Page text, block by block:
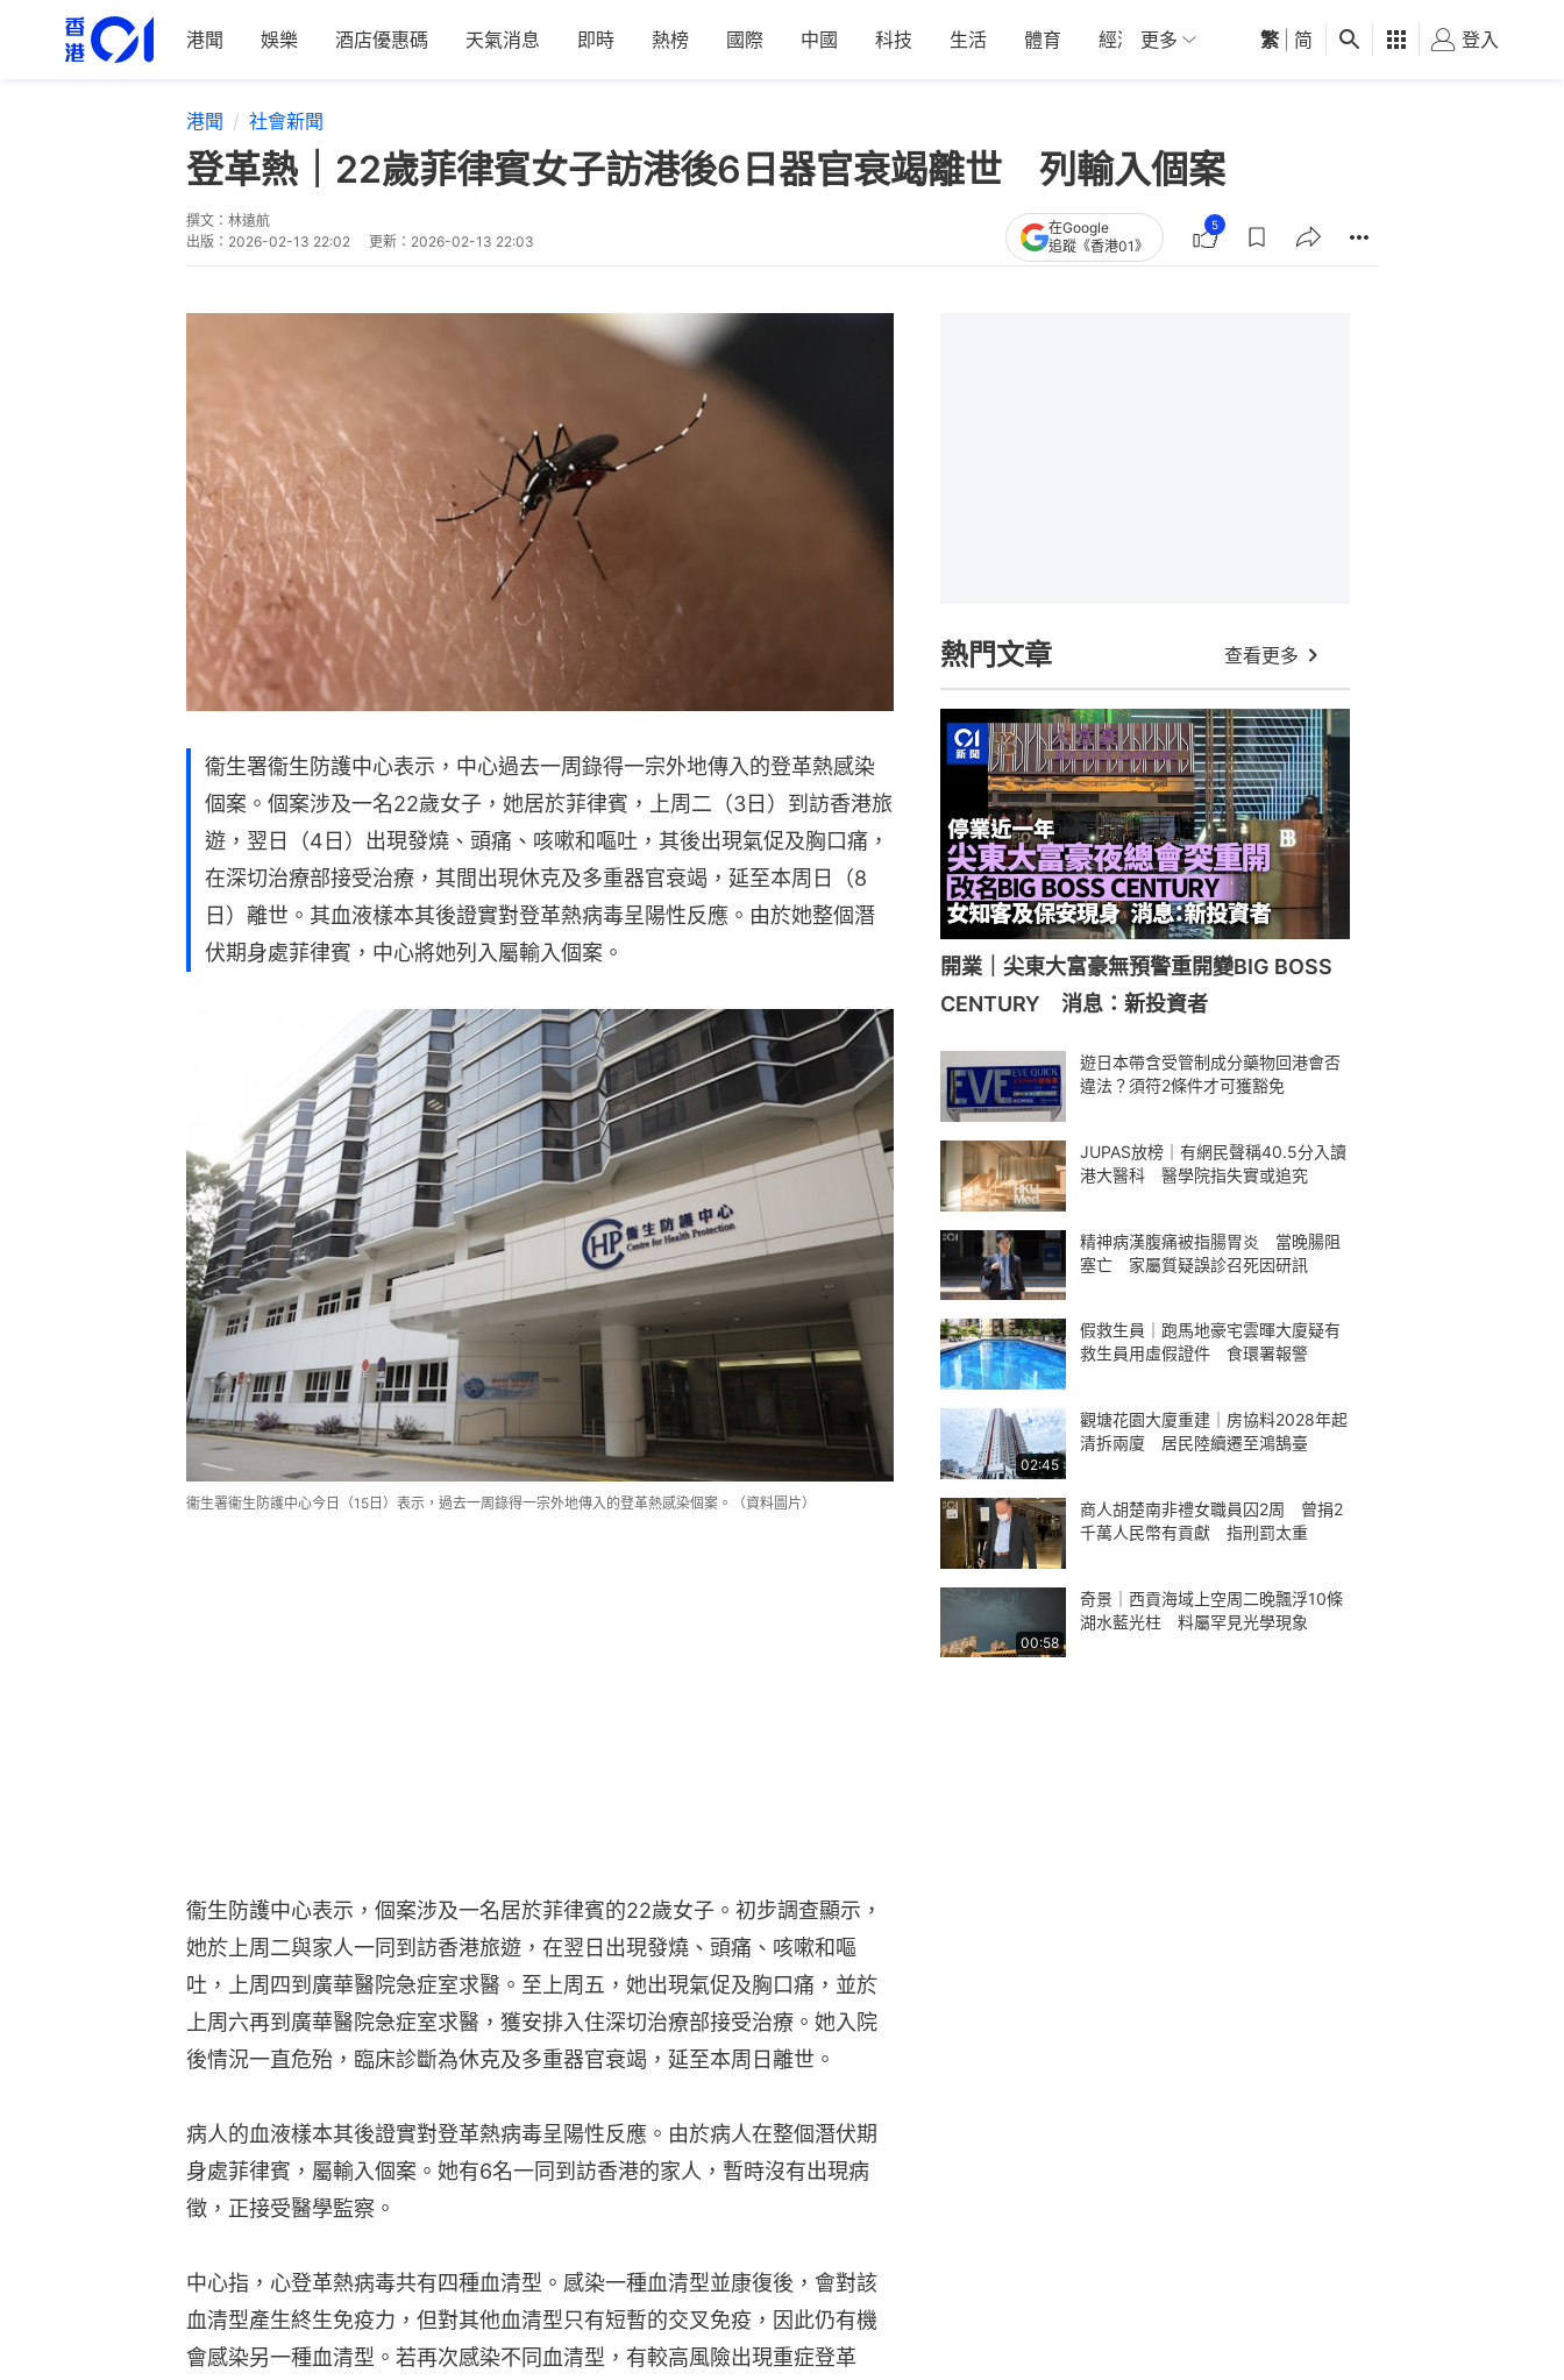
港聞 娛樂 酒店優惠碼 天氣消息 即時 熱榜 國際 中國 科技 生活 體育 經濟 01深圳 觀點 健康 好食玩飛
更多 繁 简 登入
港聞 社會新聞
登革熱｜22歲菲律賓女子訪港後6日器官衰竭離世 列輸入個案
撰文： 林遠航
出版： 2026-02-13 22:02 更新： 2026-02-13 22:03
在Google
追蹤《香港01》
5
衞生署衞生防護中心表示，中心過去一周錄得一宗外地傳入的登革熱感染
個案。個案涉及一名22歲女子，她居於菲律賓，上周二（3日）到訪香港旅
遊，翌日（4日）出現發燒、頭痛、咳嗽和嘔吐，其後出現氣促及胸口痛，
在深切治療部接受治療，其間出現休克及多重器官衰竭，延至本周日（8
日）離世。其血液樣本其後證實對登革熱病毒呈陽性反應。由於她整個潛
伏期身處菲律賓，中心將她列入屬輸入個案。
衞生署衞生防護中心今日（15日）表示，過去一周錄得一宗外地傳入的登革熱感染個案。（資料圖片）
衞生防護中心表示，個案涉及一名居於菲律賓的22歲女子。初步調查顯示，
她於上周二與家人一同到訪香港旅遊，在翌日出現發燒、頭痛、咳嗽和嘔
吐，上周四到廣華醫院急症室求醫。至上周五，她出現氣促及胸口痛，並於
上周六再到廣華醫院急症室求醫，獲安排入住深切治療部接受治療。她入院
後情況一直危殆，臨床診斷為休克及多重器官衰竭，延至本周日離世。
病人的血液樣本其後證實對登革熱病毒呈陽性反應。由於病人在整個潛伏期
身處菲律賓，屬輸入個案。她有6名一同到訪香港的家人，暫時沒有出現病
徵，正接受醫學監察。
中心指，心登革熱病毒共有四種血清型。感染一種血清型並康復後，會對該
血清型產生終生免疫力，但對其他血清型只有短暫的交叉免疫，因此仍有機
會感染另一種血清型。若再次感染不同血清型，有較高風險出現重症登革
熱門文章 查看更多
開業｜尖東大富豪無預警重開變BIG BOSS
CENTURY 消息：新投資者
遊日本帶含受管制成分藥物回港會否
違法？須符2條件才可獲豁免
JUPAS放榜｜有網民聲稱40.5分入讀
港大醫科 醫學院指失實或追究
精神病漢腹痛被指腸胃炎 當晚腸阻
塞亡 家屬質疑誤診召死因研訊
假救生員｜跑馬地豪宅雲暉大廈疑有
救生員用虛假證件 食環署報警
02:45
觀塘花園大廈重建｜房協料2028年起
清拆兩廈 居民陸續遷至鴻鵠臺
商人胡楚南非禮女職員囚2周 曾捐2
千萬人民幣有貢獻 指刑罰太重
00:58
奇景｜西貢海域上空周二晚飄浮10條
湖水藍光柱 料屬罕見光學現象